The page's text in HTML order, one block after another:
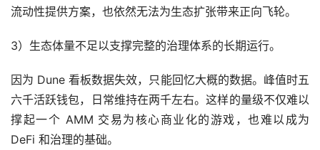
流动性提供方案，也依然无法为生态扩张带来正向飞轮。
3）生态体量不足以支撑完整的治理体系的长期运行。
因为 Dune 看板数据失效，只能回忆大概的数据。峰值时五
六千活跃钱包，日常维持在两千左右。这样的量级不仅难以
撑起一个 AMM 交易为核心商业化的游戏，也难以成为
DeFi 和治理的基础。